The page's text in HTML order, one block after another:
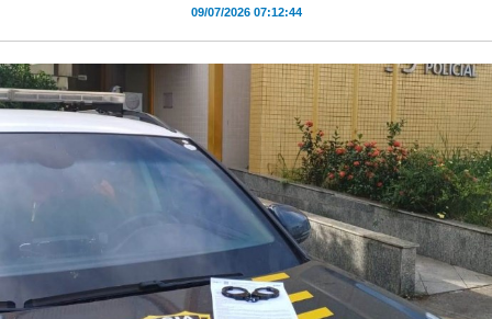
09/07/2026 07:12:44